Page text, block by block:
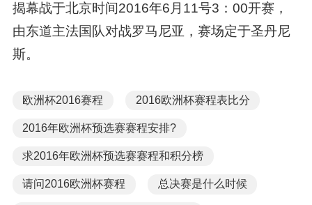
揭幕战于北京时间2016年6月11号3：00开赛，
由东道主法国队对战罗马尼亚，赛场定于圣丹尼
斯。
欧洲杯2016赛程 2016欧洲杯赛程表比分
2016年欧洲杯预选赛赛程安排?
求2016年欧洲杯预选赛赛程和积分榜
请问2016欧洲杯赛程 总决赛是什么时候